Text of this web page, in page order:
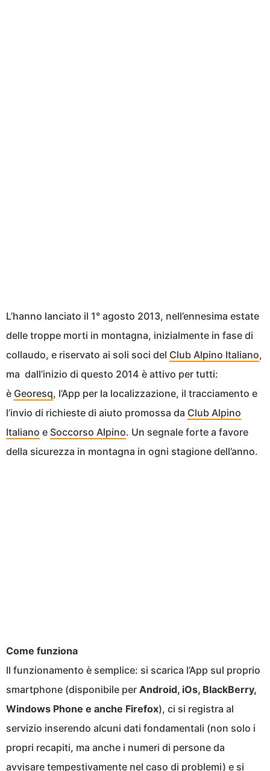
L’hanno lanciato il 1° agosto 2013, nell’ennesima estate
delle troppe morti in montagna, inizialmente in fase di
collaudo, e riservato ai soli soci del Club Alpino Italiano,
ma dall’inizio di questo 2014 è attivo per tutti:
è Georesq, l’App per la localizzazione, il tracciamento e
l’invio di richieste di aiuto promossa da Club Alpino
Italiano e Soccorso Alpino. Un segnale forte a favore
della sicurezza in montagna in ogni stagione dell’anno.
Come funziona
Il funzionamento è semplice: si scarica l’App sul proprio
smartphone (disponibile per Android, iOs, BlackBerry,
Windows Phone e anche Firefox), ci si registra al
servizio inserendo alcuni dati fondamentali (non solo i
propri recapiti, ma anche i numeri di persone da
avvisare tempestivamente nel caso di problemi) e si